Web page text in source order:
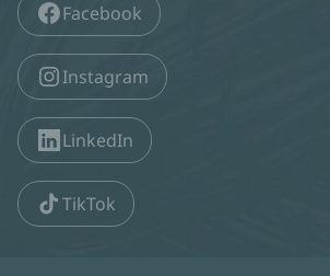
Facebook
Instagram
LinkedIn
TikTok